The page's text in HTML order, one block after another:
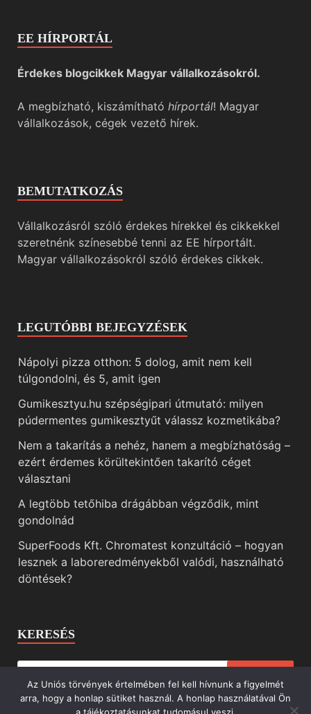
EE HÍRPORTÁL
Érdekes blogcikkek Magyar vállalkozásokról.
A megbízható, kiszámítható hírportál! Magyar
vállalkozások, cégek vezető hírek.
BEMUTATKOZÁS
Vállalkozásról szóló érdekes hírekkel és cikkekkel
szeretnénk színesebbé tenni az EE hírportált.
Magyar vállalkozásokról szóló érdekes cikkek.
LEGUTÓBBI BEJEGYZÉSEK
Nápolyi pizza otthon: 5 dolog, amit nem kell
túlgondolni, és 5, amit igen
Gumikesztyu.hu szépségipari útmutató: milyen
púdermentes gumikesztyűt válassz kozmetikába?
Nem a takarítás a nehéz, hanem a megbízhatóság –
ezért érdemes körültekintően takarító céget
választani
A legtöbb tetőhiba drágábban végződik, mint
gondolnád
SuperFoods Kft. Chromatest konzultáció – hogyan
lesznek a laboreredményekből valódi, használható
döntések?
KERESÉS
Az Uniós törvények értelmében fel kell hívnunk a figyelmét
arra, hogy a honlap sütiket használ. A honlap használatával Ön